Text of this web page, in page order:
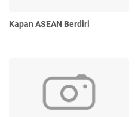
Kapan ASEAN Berdiri